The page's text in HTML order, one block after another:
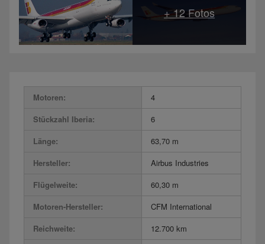
Motoren:
4
Stückzahl Iberia:
6
Länge:
63,70 m
Hersteller:
Airbus Industries
Flügelweite:
60,30 m
Motoren-Hersteller:
CFM International
Reichweite:
12.700 km